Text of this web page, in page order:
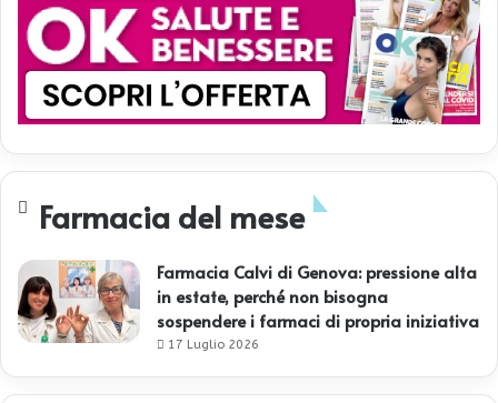
Farmacia del mese
Farmacia Calvi di Genova: pressione alta
in estate, perché non bisogna
sospendere i farmaci di propria iniziativa
17 Luglio 2026